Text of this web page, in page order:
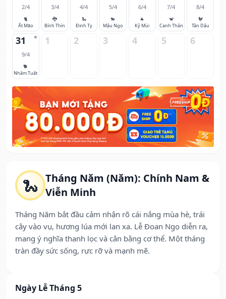
🐍 Tháng Năm (Năm): Chính Nam &
Viễn Minh
Tháng Năm bắt đầu cảm nhận rõ cái nắng mùa hè, trái
cây vào vụ, hương lúa mới lan xa. Lễ Đoan Ngọ diễn ra,
mang ý nghĩa thanh lọc và cân bằng cơ thể. Một tháng
tràn đầy sức sống, rực rỡ và mạnh mẽ.
Ngày Lễ Tháng 5
2/4
🐈
Ất Mão
3/4
🐉
Bính Thìn
4/4
🐍
Đinh Tỵ
5/4
🐎
Mậu Ngọ
6/4
🐐
Kỷ Mùi
7/4
🐒
Canh Thân
8/4
🐓
Tân Dậu
31
9/4
🐕
Nhâm Tuất
1 2 3 4 5 6